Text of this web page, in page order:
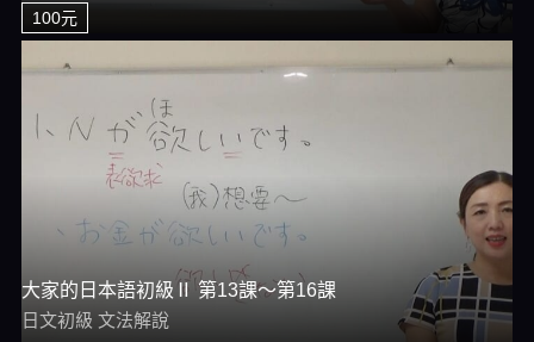
100元
大家的日本語初級Ⅱ 第13課～第16課
日文初級 文法解說